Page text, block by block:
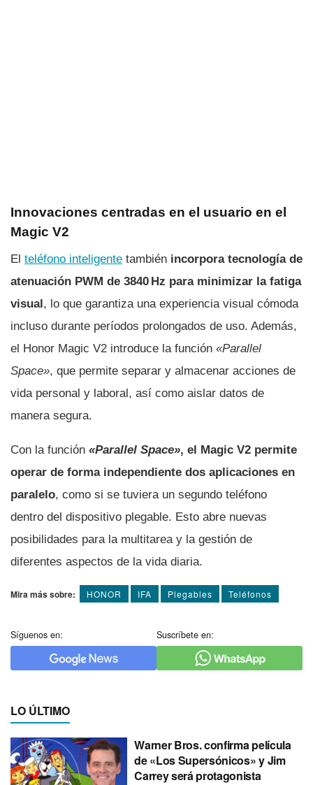
Innovaciones centradas en el usuario en el
Magic V2
El teléfono inteligente también incorpora tecnología de
atenuación PWM de 3840 Hz para minimizar la fatiga
visual , lo que garantiza una experiencia visual cómoda
incluso durante períodos prolongados de uso. Además,
el Honor Magic V2 introduce la función «Parallel
Space», que permite separar y almacenar acciones de
vida personal y laboral, así como aislar datos de
manera segura.
Con la función «Parallel Space», el Magic V2 permite
operar de forma independiente dos aplicaciones en
paralelo, como si se tuviera un segundo teléfono
dentro del dispositivo plegable. Esto abre nuevas
posibilidades para la multitarea y la gestión de
diferentes aspectos de la vida diaria.
Mira más sobre: HONOR IFA Plegables Teléfonos
Síguenos en: Suscríbete en:
LO ÚLTIMO
Warner Bros. confirma película
de «Los Supersónicos» y Jim
Carrey será protagonista